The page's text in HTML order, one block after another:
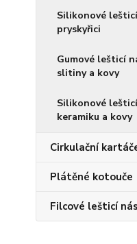
Silikonové
pryskyřici
Gumové lešticí
slitiny a kovy
Silikonové
keramiku a kovy
Cirkulační
Plátěné kotouče
Filcové lešticí